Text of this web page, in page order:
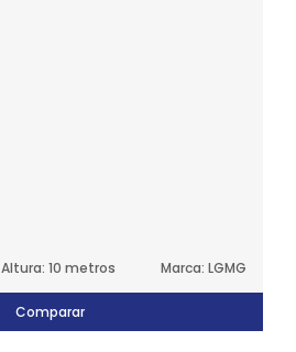
Altura: 10 metros Marca: LGMG
Comparar